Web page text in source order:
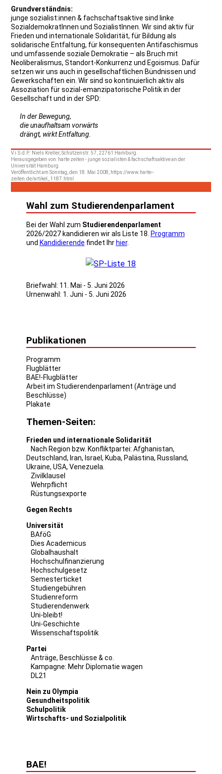
Grundverständnis:
junge sozialist:innen & fachschaftsaktive sind linke
SozialdemokratInnen und SozialistInnen. Wir sind aktiv für
Frieden und internationale Solidarität, für Bildung als
solidarische Entfaltung, für konsequenten Antifaschismus
und umfassende soziale Demokratie – als Bruch mit
Neoliberalismus, Standort-Konkurrenz und Egoismus. Dafür
setzen wir uns auch in gesellschaftlichen Bündnissen und
Gewerkschaften ein. Wir sind so kontinuierlich aktiv als
Assoziation für sozial-emanzipatorische Politik in der
Gesellschaft und in der SPD:
In der Bewegung,
die unaufhaltsam vorwärts
drängt, wirkt Entfaltung.
V.i.S.d.P.: Niels Kreller, Schützenstr. 57, 22761 Hamburg.
Herausgegeben von: harte zeiten - junge sozialisten & fachschaftsaktive an der
Universität Hamburg.
Veröffentlicht am Sonntag, den 18. Mai 2008, https://www.harte--
zeiten.de/artikel_1187.html
Wahl zum Studierendenparlament
Bei der Wahl zum Studierendenparlament
2026/2027 kandidieren wir als Liste 18. Programm
und Kandidierende findet Ihr hier.
Briefwahl: 11. Mai - 5. Juni 2026
Urnenwahl: 1. Juni - 5. Juni 2026
Publikationen
Programm
Flugblätter
BAE!-Flugblätter
Arbeit im Studierendenparlament (Anträge und
Beschlüsse)
Plakate
Themen-Seiten:
Frieden und internationale Solidarität
Nach Region bzw. Konfliktpartei: Afghanistan,
Deutschland, Iran, Israel , Kuba, Palästina, Russland,
Ukraine, USA, Venezuela
Zivilklausel
Wehrpflicht
Rüstungsexporte
Gegen Rechts
Universität
BAföG
Dies Academicus
Globalhaushalt
Hochschulfinanzierung
Hochschulgesetz
Semesterticket
Studiengebühren
Studienreform
Studierendenwerk
Uni-bleibt!
Uni-Geschichte
Wissenschaftspolitik
Partei
Anträge, Beschlüsse & co.
Kampagne: Mehr Diplomatie wagen
DL21
Nein zu Olympia
Gesundheitspolitik
Schulpolitik
Wirtschafts- und Sozialpolitik
BAE!